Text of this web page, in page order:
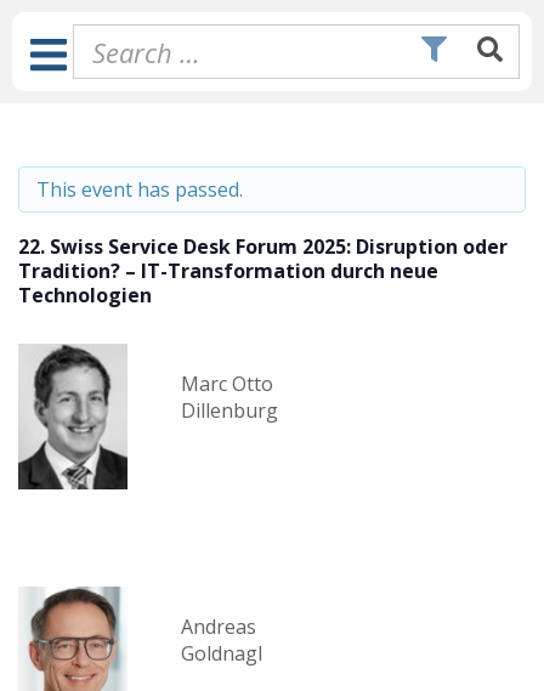
content
Toggle
Navigation
This event has passed.
22. Swiss Service Desk Forum 2025: Disruption oder
Tradition? – IT-Transformation durch neue
Technologien
Marc Otto
Dillenburg
Andreas
Goldnagl